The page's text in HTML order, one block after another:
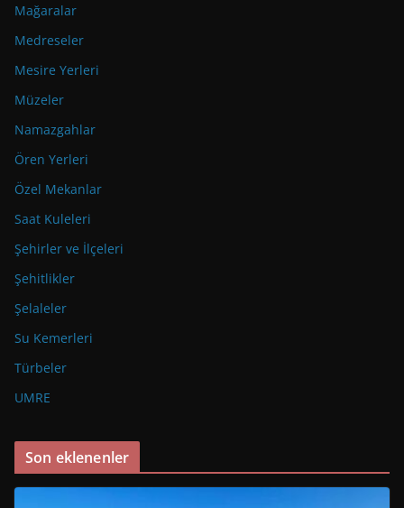
Mağaralar
Medreseler
Mesire Yerleri
Müzeler
Namazgahlar
Ören Yerleri
Özel Mekanlar
Saat Kuleleri
Şehirler ve İlçeleri
Şehitlikler
Şelaleler
Su Kemerleri
Türbeler
UMRE
Son eklenenler